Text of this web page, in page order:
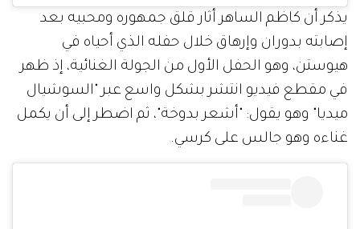
يذكر أن كاظم الساهر أثار قلق جمهوره ومحبيه بعد
إصابته بدوران وإرهاق خلال حفله الذي أحياه في
هيوستن، وهو الحفل الأول من الجولة الغنائية، إذ ظهر
في مقطع فيديو انتشر بشكل واسع عبر "السوشيال
ميديا" وهو يقول: "أشعر بدوخة"، ثم اضطر إلى أن يكمل
غناءه وهو جالس على كرسي.